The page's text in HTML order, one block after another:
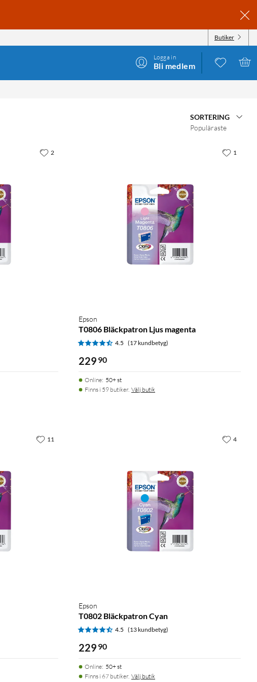
Butiker
Logga in
Bli medlem
SORTERING
Populäraste
2
Epson
T0806 Bläckpatron Ljus magenta
4.5 (17 kundbetyg)
229 90
Online: 50+ st
Finns i 59 butiker. Välj butik
1
11
Epson
T0802 Bläckpatron Cyan
4.5 (13 kundbetyg)
229 90
Online: 50+ st
Finns i 67 butiker. Välj butik
4